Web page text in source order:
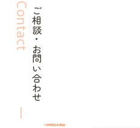
ご相談・お問い合わせ
Contact
24時間年中無休